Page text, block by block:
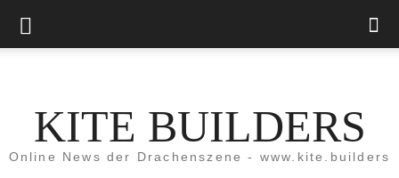
KITE BUILDERS
Online News der Drachenszene - www.kite.builders